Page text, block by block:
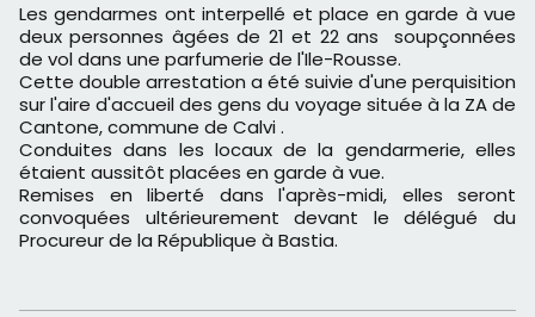
Les gendarmes ont interpellé et place en garde à vue
deux personnes âgées de 21 et 22 ans soupçonnées
de vol dans une parfumerie de l'Ile-Rousse.
Cette double arrestation a été suivie d'une perquisition
sur l'aire d'accueil des gens du voyage située à la ZA de
Cantone, commune de Calvi .
Conduites dans les locaux de la gendarmerie, elles
étaient aussitôt placées en garde à vue.
Remises en liberté dans l'après-midi, elles seront
convoquées ultérieurement devant le délégué du
Procureur de la République à Bastia.